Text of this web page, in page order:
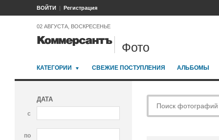
ВОЙТИ Регистрация
02 АВГУСТА, ВОСКРЕСЕНЬЕ
Фото
КАТЕГОРИИ СВЕЖИЕ ПОСТУПЛЕНИЯ АЛЬБОМЫ
ДАТА
с
по